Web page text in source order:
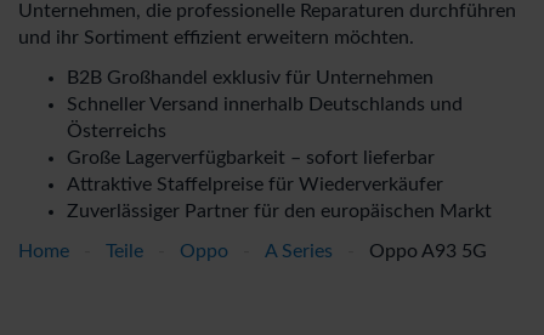
Unternehmen, die professionelle Reparaturen durchführen
und ihr Sortiment effizient erweitern möchten.
B2B Großhandel exklusiv für Unternehmen
Schneller Versand innerhalb Deutschlands und
Österreichs
Große Lagerverfügbarkeit – sofort lieferbar
Attraktive Staffelpreise für Wiederverkäufer
Zuverlässiger Partner für den europäischen Markt
Home Teile Oppo A Series Oppo A93 5G